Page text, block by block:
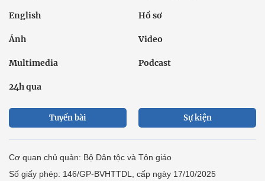
English Hồ sơ
Ảnh Video
Multimedia Podcast
24h qua
Tuyến bài Sự kiện
Cơ quan chủ quản: Bộ Dân tộc và Tôn giáo
Số giấy phép: 146/GP-BVHTTDL, cấp ngày 17/10/2025